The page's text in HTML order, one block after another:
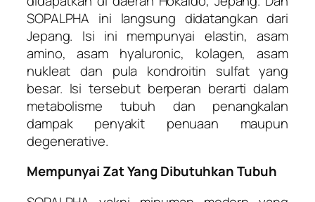
SOPALPHA ini langsung didatangkan dari
Jepang. Isi ini mempunyai elastin, asam
amino, asam hyaluronic, kolagen, asam
nukleat dan pula kondroitin sulfat yang
besar. Isi tersebut berperan berarti dalam
metabolisme tubuh dan penangkalan
dampak penyakit penuaan maupun
degenerative.
Mempunyai Zat Yang Dibutuhkan Tubuh